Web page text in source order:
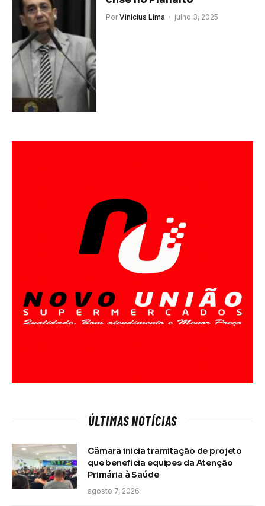
Por Vinicius Lima julho 3, 2025
ÚLTIMAS NOTÍCIAS
Câmara inicia tramitação de projeto
que beneficia equipes da Atenção
Primária à Saúde
agosto 7, 2026